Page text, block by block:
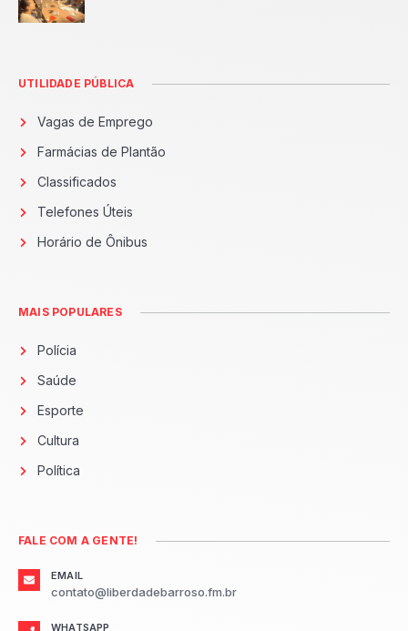
UTILIDADE PÚBLICA
Vagas de Emprego
Farmácias de Plantão
Classificados
Telefones Úteis
Horário de Ônibus
MAIS POPULARES
Polícia
Saúde
Esporte
Cultura
Política
FALE COM A GENTE!
EMAIL
contato@liberdadebarroso.fm.br
WHATSAPP